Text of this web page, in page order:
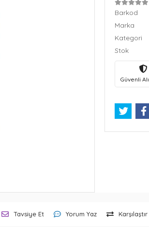
Barkod
Marka
Kategori
Stok
Güvenli
Tavsiye Et Yorum Yaz Karşılaştır